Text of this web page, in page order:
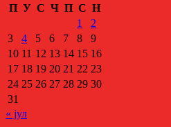
П У С Ч П С Н
1
2
3
4 5 6 7 8
9
10 11 12 13 14 15 16
17 18 19 20 21 22 23
24 25 26 27 28 29 30
31
« јул